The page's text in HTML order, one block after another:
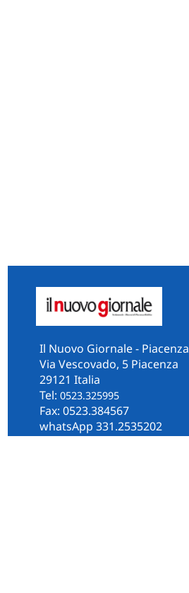
Il Nuovo Giornale - Piacenza
Via Vescovado, 5 Piacenza
29121 Italia
Tel: 0523.325995
Fax: 0523.384567
whatsApp 331.2535202